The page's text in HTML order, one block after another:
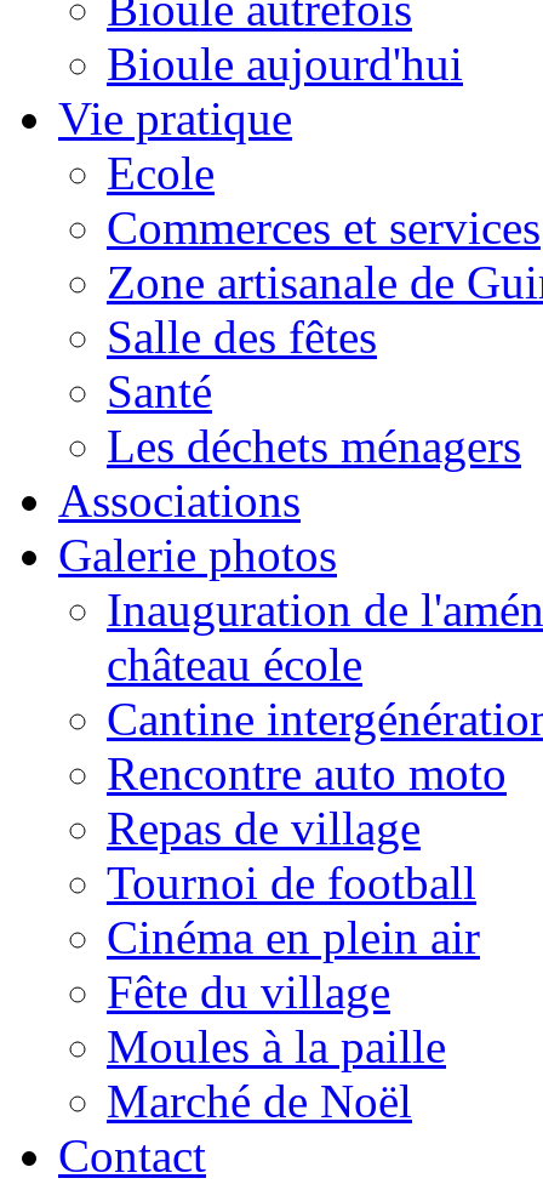
Bioule aujourd'hui
Vie pratique
Ecole
Commerces et services
Zone artisanale de
Salle des fêtes
Santé
Les déchets ménagers
Associations
Galerie photos
Inauguration de
château école
Cantine
Rencontre auto moto
Repas de village
Tournoi de football
Cinéma en plein air
Fête du village
Moules à la paille
Marché de Noël
Contact